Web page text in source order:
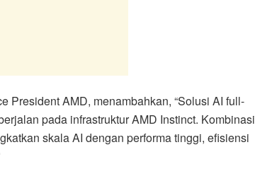
President AMD, menambahkan, “Solusi AI full-
pada infrastruktur AMD Instinct. Kombinasi
skala AI dengan performa tinggi, efisiensi